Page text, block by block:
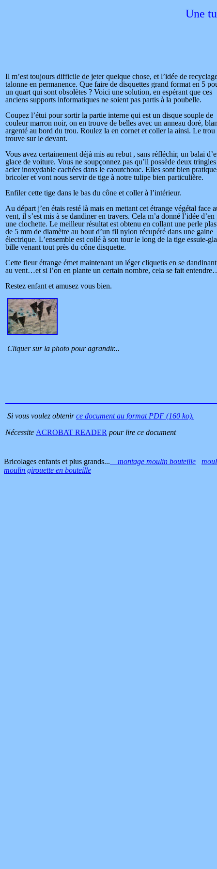
Une
Il m’est toujours difficile de jeter quelque chose, et l’idée de
talonne en permanence. Que faire de disquettes grand format en 5
un quart qui sont obsolètes ? Voici une solution, en espérant que ces
anciens supports informatiques ne soient pas partis à la poubelle.
Coupez l’étui pour sortir la partie interne qui est un disque souple de
couleur marron noir, on en trouve de belles avec un anneau doré,
argenté au bord du trou. Roulez la en cornet et coller la ainsi. Le trou
trouve sur le devant.
Vous avez certainement déjà mis au rebut , sans réfléchir, un balai
glace de voiture. Vous ne soupçonnez pas qu’il possède deux
acier inoxydable cachées dans le caoutchouc. Elles sont bien
bricoler et vont nous servir de tige à notre tulipe bien particulière.
Enfiler cette tige dans le bas du cône et coller à l’intérieur.
Au départ j’en étais resté là mais en mettant cet étrange végétal face
vent, il s’est mis à se dandiner en travers. Cela m’a donné l’idée d’en
une clochette. Le meilleur résultat est obtenu en collant une perle
de 5 mm de diamètre au bout d’un fil nylon récupéré dans une gaine
électrique. L’ensemble est collé à son tour le long de la tige essuie-
bille venant tout près du cône disquette.
Cette fleur étrange émet maintenant un léger cliquetis en se
au vent…et si l’on en plante un certain nombre, cela se fait
Restez enfant et amusez vous bien.
Cliquer sur la photo pour agrandir...
Si vous voulez obtenirce document au format PDF (160 ko).
Nécessite ACROBAT READER pour lire ce document
Bricolages enfants et plus grands... montage moulin bouteille
moulin girouette en bouteille